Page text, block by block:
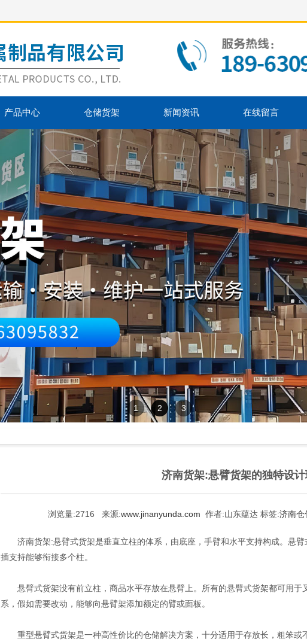
产品中心 仓储货架 新闻资讯 在线留言
1 2 3
济南货架:悬臂货架的独特设
浏览量:2716来源:www.jinanyunda.com 作者:山东蕴达标签:济南仓
济南货架:悬臂式货架是垂直立柱的体系，由底座，手臂和水平支持构成。悬臂
插支持能够衔接多个柱。
悬臂式货架没有前立柱，商品水平存放在悬臂上。所有的悬臂式货架都可用于
系，假如需要改动，能够向悬臂架添加额定的臂或面板。
重型悬臂式货架是一种高性价比的仓储解决方案，十分适用于存放长，粗笨或